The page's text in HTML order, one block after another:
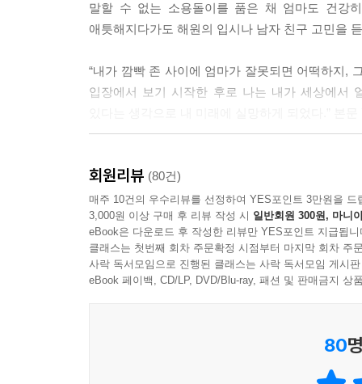
말할 수 없는 소용돌이를 품은 채 엄마도 건강
애틋해지다가도 해원의 입시나 남자 친구 고민을
“내가 깜빡 존 사이에 엄마가 잘못되면 어떡하지,
입장에서 보기 시작한 후로 나는 내가 세상에서
이름으로 개명까지 했지만 자신의 과거를 사람
잡고 있는 듯 보였던 해원의 세계가 다시 요동친
거짓, 죄책감과 불안이 마주치며 만들어 내는 팽
고르게 몰입하여 곁에 머물게 만든다.
내일을 살아낼 우리를 위해
시안의 페퍼민트 차는 엄마를 위한 돌봄의 차이
회원리뷰 (80건)
매주 10건의 우수리뷰를 선정하여 YES포인트 3만원을 드
3,000원 이상 구매 후 리뷰 작성 시 일반회원 300원, 마니
eBook은 다운로드 후 작성한 리뷰만 YES포인트 지급됩니
클래스는 첫번째 회차 주문확정 시점부터 마지막 회차 주
사락 독서모임으로 진행된 클래스는 사락 독서모임 게시
eBook 페이백, CD/LP, DVD/Blu-ray, 패션 및 판매금지 상
80